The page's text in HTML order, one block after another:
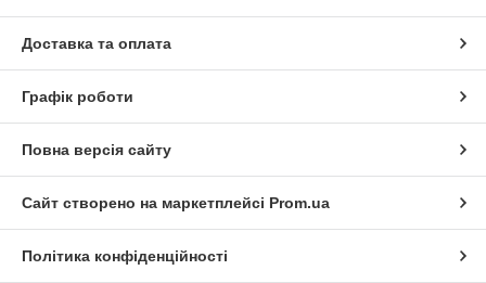
Доставка та оплата
Графік роботи
Повна версія сайту
Сайт створено на маркетплейсі Prom.ua
Політика конфіденційності